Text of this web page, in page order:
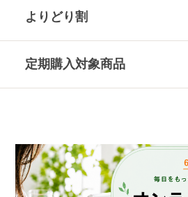
よりどり割
定期購入対象商品